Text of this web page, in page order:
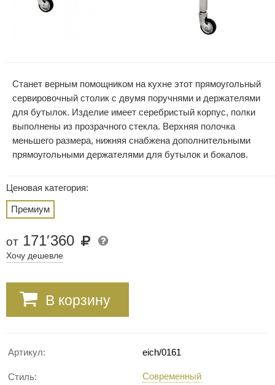
Станет верным помощником на кухне этот прямоугольный
сервировочный столик с двумя поручнями и держателями
для бутылок. Изделие имеет серебристый корпус, полки
выполнены из прозрачного стекла. Верхняя полочка
меньшего размера, нижняя снабжена дополнительными
прямоугольными держателями для бутылок и бокалов.
Ценовая категория:
Премиум
от 171′360
Хочу дешевле
В корзину
Артикул: eich/0161
Стиль: Современный